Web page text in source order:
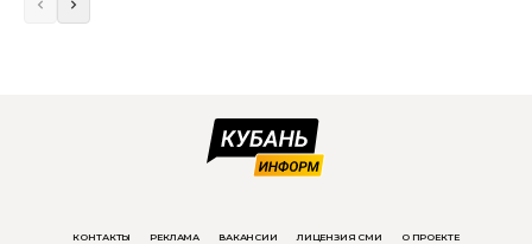
КОНТАКТЫ РЕКЛАМА ВАКАНСИИ ЛИЦЕНЗИЯ СМИ О ПРОЕКТЕ